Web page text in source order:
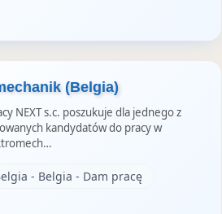
(Belgia)
NEXT s.c. poszukuje dla jednego z
kandydatów do pracy w
- Belgia - Dam pracę